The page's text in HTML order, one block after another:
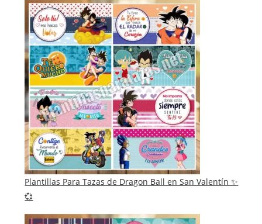
Plantillas Para Tazas de Dragon Ball en San Valentín ✨
💞